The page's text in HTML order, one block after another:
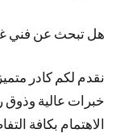
هل تبحث عن فني
نقدم لكم كادر
خبرات عالية وذوق
الاهتمام بكافة